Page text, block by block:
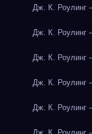
Дж. К. Роулинг
Дж. К. Роулинг
Дж. К. Роулинг
Дж. К. Роулинг
Дж. К. Роулинг